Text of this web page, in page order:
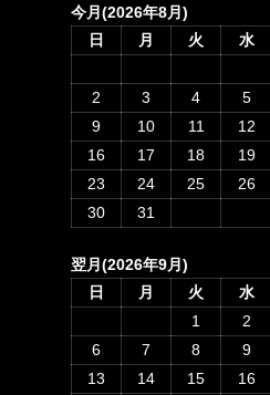
今月(2026年8月)
日
月 火 水
2
3 4 5
9
10 11 12
16
17 18 19
23
24 25 26
30
31
翌月(2026年9月)
日
月 火 水
1
2
6
7 8 9
13
14 15 16